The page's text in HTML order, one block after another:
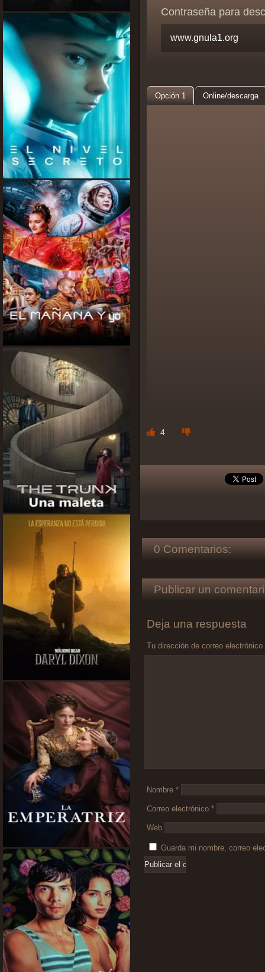
Contraseña para
Opción 1 Online/descarga
4
0 Comentarios:
Publicar un
Deja una respuesta
Tu dirección de correo
Nombre *
Correo electrónico *
Web
Guarda mi nombre, correo